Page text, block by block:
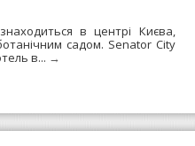
в центрі Києва,
садом. Senator City
в... →